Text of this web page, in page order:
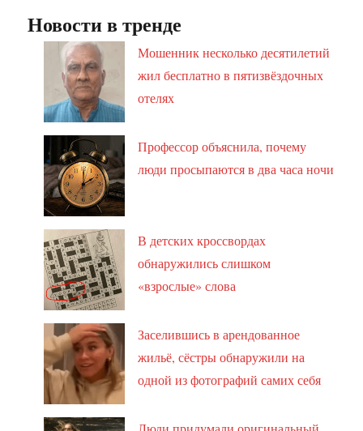
Новости в тренде
Мошенник несколько десятилетий
жил бесплатно в пятизвёздочных
отелях
Профессор объяснила, почему
люди просыпаются в два часа ночи
В детских кроссвордах
обнаружились слишком
«взрослые» слова
Заселившись в арендованное
жильё, сёстры обнаружили на
одной из фотографий самих себя